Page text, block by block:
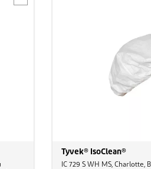
Tyvek® IsoClean®
IC 729 S WH MS, Charlotte,